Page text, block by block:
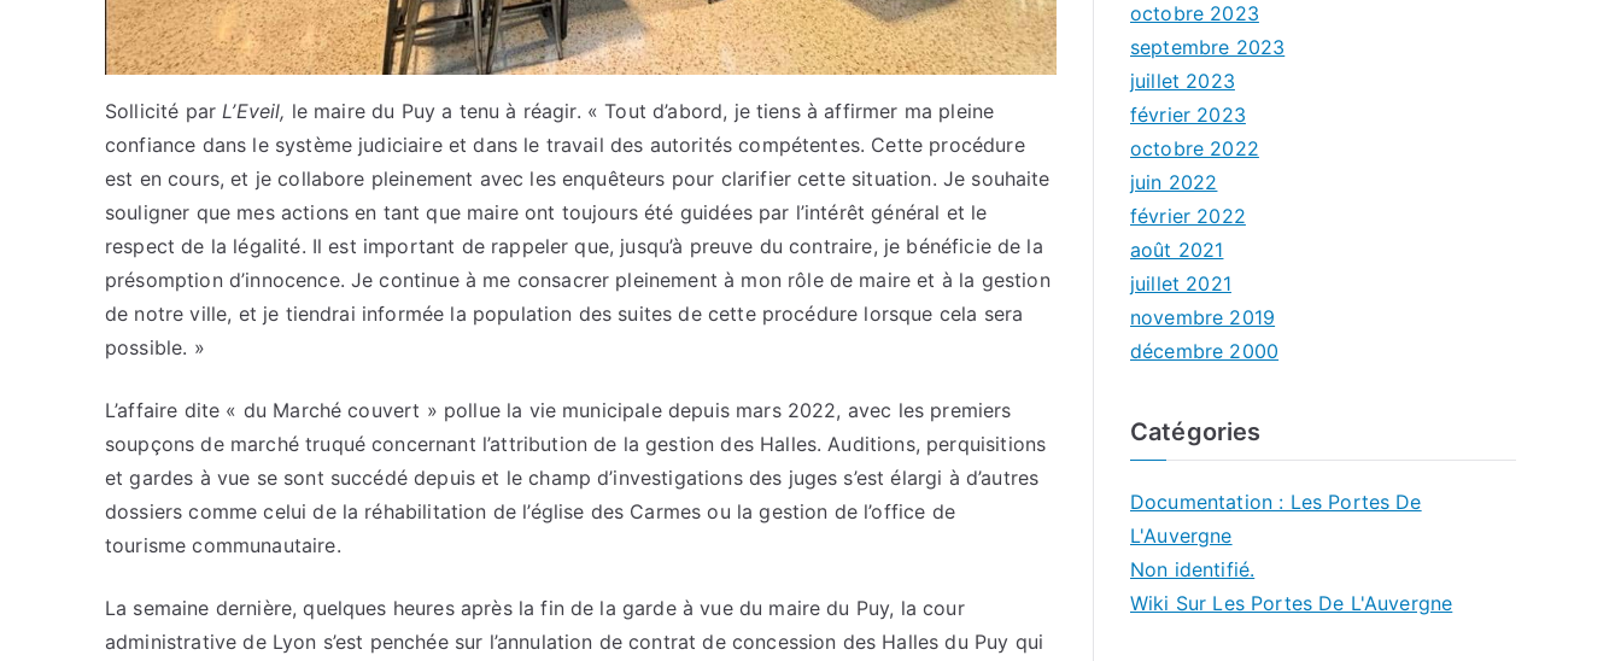
Sollicité par L’Eveil, le maire du Puy a tenu à réagir. « Tout d’abord, je tiens à affirmer ma pleine
confiance dans le système judiciaire et dans le travail des autorités compétentes. Cette procédure
est en cours, et je collabore pleinement avec les enquêteurs pour clarifier cette situation. Je souhaite
souligner que mes actions en tant que maire ont toujours été guidées par l’intérêt général et le
respect de la légalité. Il est important de rappeler que, jusqu’à preuve du contraire, je bénéficie de la
présomption d’innocence. Je continue à me consacrer pleinement à mon rôle de maire et à la gestion
de notre ville, et je tiendrai informée la population des suites de cette procédure lorsque cela sera
possible. »
L’affaire dite « du Marché couvert » pollue la vie municipale depuis mars 2022, avec les premiers
soupçons de marché truqué concernant l’attribution de la gestion des Halles. Auditions, perquisitions
et gardes à vue se sont succédé depuis et le champ d’investigations des juges s’est élargi à d’autres
dossiers comme celui de la réhabilitation de l’église des Carmes ou la gestion de l’office de
tourisme communautaire.
La semaine dernière, quelques heures après la fin de la garde à vue du maire du Puy, la cour
administrative de Lyon s’est penchée sur l’annulation de contrat de concession des Halles du Puy qui
octobre 2023
septembre 2023
juillet 2023
février 2023
octobre 2022
juin 2022
février 2022
août 2021
juillet 2021
novembre 2019
décembre 2000
Catégories
Documentation : Les Portes De
L'Auvergne
Non identifié.
Wiki Sur Les Portes De L'Auvergne